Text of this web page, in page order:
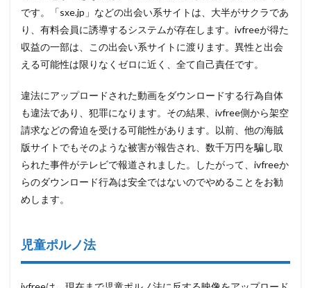
方
法！
2.1
ダウン
ーおす
すめ
3
3.1
Y2Mate
ダウン
ー使い
ステッ
プ 1
3.1.2
です。「sxe.jp」などの出会い系サイトは、大半がサクラであ
り、有料会員に誘導するシステムが存在します。ivfreeが得た
収益の一部は、この出会い系サイトに渡ります。異性と出会
える可能性は限りなくゼロに近く、全て自己責任です。
違法にアップロードされた動画をダウンロードする行為自体
も違法であり、犯罪になります。その結果、ivfree側から架空
請求などの脅迫を受ける可能性があります。以前、他の海賊
版サイトでもそのような被害が報告され、数千万円を騙し取
られた事件がテレビで報道されました。したがって、ivfreeか
らのダウンロード行為は安全ではないのでやめることをお勧
めします。
児童ポルノ法